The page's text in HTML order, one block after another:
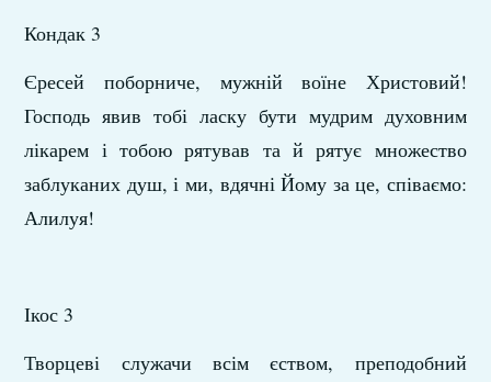
Кондак 3
Єресей поборниче, мужній воїне Христовий!
Господь явив тобі ласку бути мудрим духовним
лікарем і тобою рятував та й рятує множество
заблуканих душ, і ми, вдячні Йому за це, співаємо:
Алилуя!
Ікос 3
Творцеві служачи всім єством, преподобний